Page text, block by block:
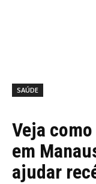
SAÚDE
Veja
em
ajudar